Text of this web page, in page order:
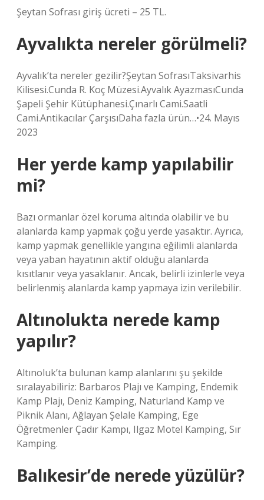
Şeytan Sofrası giriş ücreti – 25 TL.
Ayvalıkta nereler görülmeli?
Ayvalık’ta nereler gezilir?Şeytan SofrasıTaksivarhis
Kilisesi.Cunda R. Koç Müzesi.Ayvalık AyazmasıCunda
Şapeli Şehir Kütüphanesi.Çınarlı Cami.Saatli
Cami.Antikacılar ÇarşısıDaha fazla ürün…•24. Mayıs
2023
Her yerde kamp yapılabilir
mi?
Bazı ormanlar özel koruma altında olabilir ve bu
alanlarda kamp yapmak çoğu yerde yasaktır. Ayrıca,
kamp yapmak genellikle yangına eğilimli alanlarda
veya yaban hayatının aktif olduğu alanlarda
kısıtlanır veya yasaklanır. Ancak, belirli izinlerle veya
belirlenmiş alanlarda kamp yapmaya izin verilebilir.
Altınolukta nerede kamp
yapılır?
Altınoluk’ta bulunan kamp alanlarını şu şekilde
sıralayabiliriz: Barbaros Plajı ve Kamping, Endemik
Kamp Plajı, Deniz Kamping, Naturland Kamp ve
Piknik Alanı, Ağlayan Şelale Kamping, Ege
Öğretmenler Çadır Kampı, Ilgaz Motel Kamping, Sır
Kamping.
Balıkesir’de nerede yüzülür?